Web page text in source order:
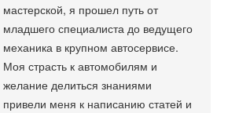
мастерской, я прошел путь от
младшего специалиста до ведущего
механика в крупном автосервисе.
Моя страсть к автомобилям и
желание делиться знаниями
привели меня к написанию статей и